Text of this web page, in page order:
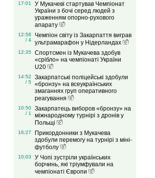
17:01
У Мукачеві стартував Чемпіонат
України з бочі серед людей з
ураженням опорно-рухового
апарату
12:58
/ 4
Чемпіон світу із Закарпаття виграв
ультрамарафон у Нідерландах
12:35
Спортсмен із Мукачева здобув
«срібло» на чемпіонаті України
U20
14:52
/ 5
Закарпатські поліцейські здобули
«бронзу» на всеукраїнських
змаганнях груп оперативного
реагування
10:50
/ 1
Закарпатець виборов «бронзу» на
міжнародному турнірі з дронів у
Польщі
16:27
Прикордонники з Мукачева
здобули перемогу на турнірі з міні-
футболу
10:03
У Чопі зустріли українських
борчинь, які тріумфували на
чемпіонаті Європи